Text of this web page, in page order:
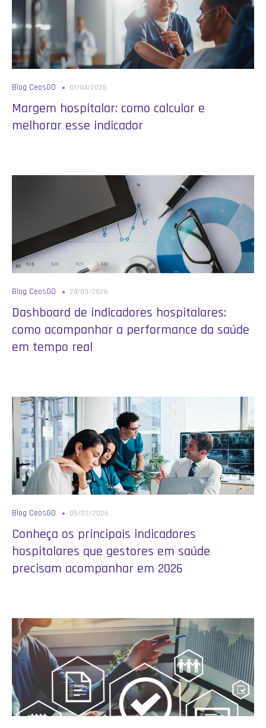
Blog CeosGO 07/04/2026
Margem hospitalar: como calcular e
melhorar esse indicador
Blog CeosGO 24/03/2026
Dashboard de indicadores hospitalares:
como acompanhar a performance da saúde
em tempo real
Blog CeosGO 05/02/2026
Conheça os principais indicadores
hospitalares que gestores em saúde
precisam acompanhar em 2026